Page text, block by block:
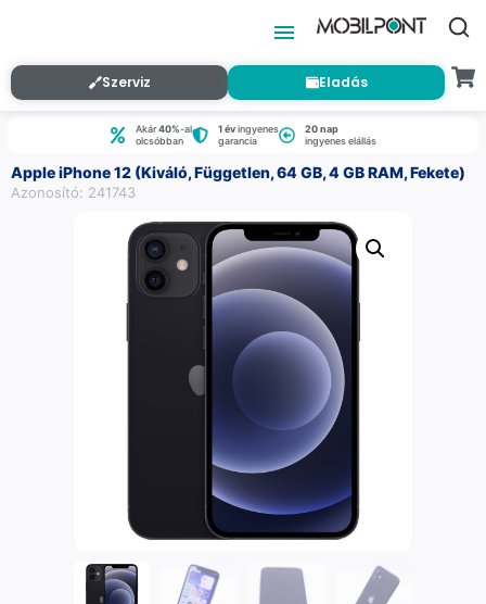
Szerviz Eladás
Akár40%-al
olcsóbban
1 évingyenes
garancia
20 nap
ingyenes elállás
Apple iPhone 12 (Kiváló, Független, 64 GB, 4 GB RAM, Fekete)
Azonosító: 241743